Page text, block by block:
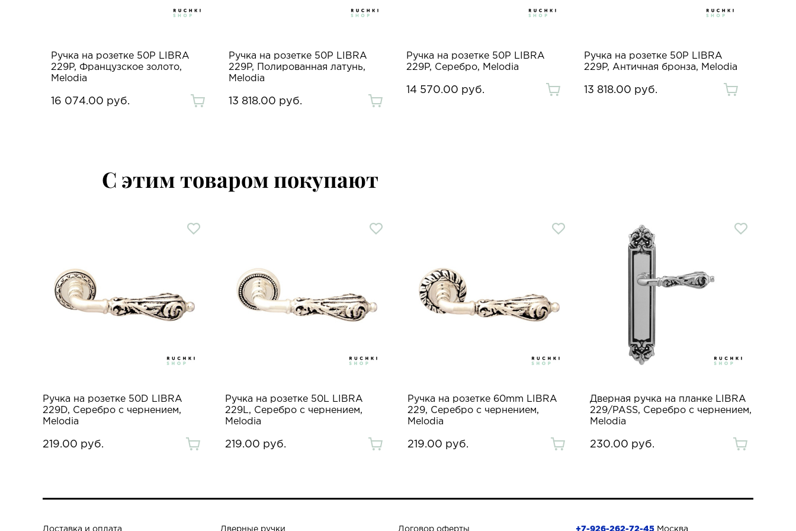
Ручка на розетке 50P LIBRA
229P, Французское золото,
Melodia
16 074.00 руб.
Ручка на розетке 50P LIBRA
229P, Полированная латунь,
Melodia
13 818.00 руб.
Ручка на розетке 50P LIBRA
229P, Серебро, Melodia
14 570.00 руб.
Ручка на розетке 50P LIBRA
229P, Античная бронза, Melodia
13 818.00 руб.
С этим товаром покупают
Ручка на розетке 50D LIBRA
229D, Серебро с чернением,
Melodia
219.00 руб.
Ручка на розетке 50L LIBRA
229L, Серебро с чернением,
Melodia
219.00 руб.
Ручка на розетке 60mm LIBRA
229, Серебро с чернением,
Melodia
219.00 руб.
Дверная ручка на планке LIBRA
229/PASS, Серебро с чернением,
Melodia
230.00 руб.
Доставка и оплата Дверные ручки Договор оферты +7-926-262-72-45Москва